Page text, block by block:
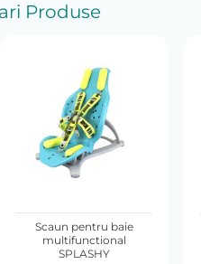
Produse
Scaun pentru baie
multifunctional
SPLASHY